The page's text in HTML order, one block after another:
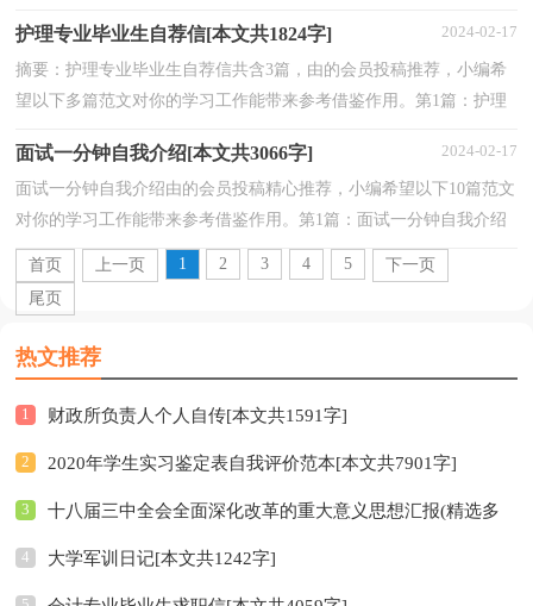
护理专业毕业生自荐信[本文共1824字] 2024-02-17
摘要：护理专业毕业生自荐信共含3篇，由的会员投稿推荐，小编希
望以下多篇范文对你的学习工作能带来参考借鉴作用。第1篇：护理
面试一分钟自我介绍[本文共3066字] 2024-02-17
面试一分钟自我介绍由的会员投稿精心推荐，小编希望以下10篇范文
对你的学习工作能带来参考借鉴作用。第1篇：面试一分钟自我介绍
面试一分钟自我介绍怎么写？以下是我们给你的范文...
首页
上一页 1 2 3 4 5
下一页
尾页
热文推荐
1 财政所负责人个人自传[本文共1591字]
2 2020年学生实习鉴定表自我评价范本[本文共7901字]
3 十八届三中全会全面深化改革的重大意义思想汇报(精选多
篇)[本文共5232字]
4 大学军训日记[本文共1242字]